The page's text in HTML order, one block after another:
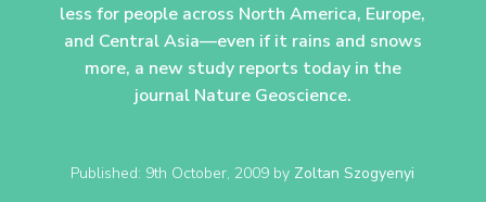
less for people across North America, Europe,
and Central Asia—even if it rains and snows
more, a new study reports today in the
journal Nature Geoscience.
Published: 9th October, 2009 by Zoltan Szogyenyi